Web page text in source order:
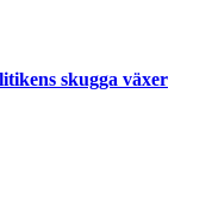
skugga växer